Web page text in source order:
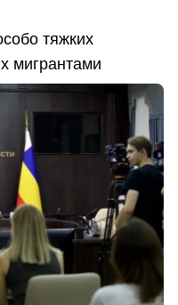
тяжких
мигрантами